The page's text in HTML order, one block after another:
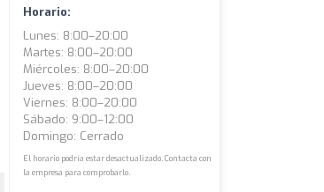
Horario:
Lunes: 8:00–20:00
Martes: 8:00–20:00
Miércoles: 8:00–20:00
Jueves: 8:00–20:00
Viernes: 8:00–20:00
Sábado: 9:00–12:00
Domingo: Cerrado
El horario podría estar desactualizado. Contacta con
la empresa para comprobarlo.